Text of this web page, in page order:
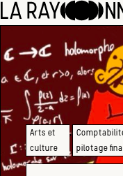
Arts et
culture
,
pilotage